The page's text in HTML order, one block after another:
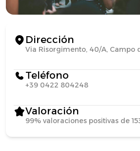
Dirección
Via Risorgimento, 40/A, Campo
Teléfono
+39 0422 804248
Valoración
99% valoraciones positivas de